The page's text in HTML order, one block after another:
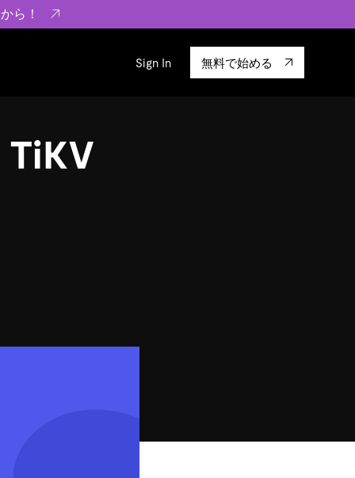
ら！
TiKV
TiSpark
ザーによる検証結果の記事
ます。
Sign In 無料で始める